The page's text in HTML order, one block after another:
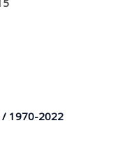
/ 1970-2022